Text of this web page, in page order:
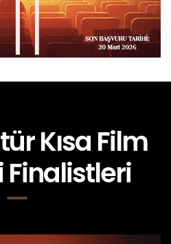
Kısa Film
Finalistleri